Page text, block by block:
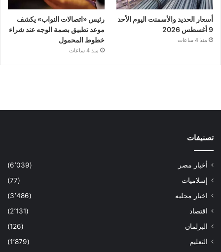
أسعار الحديد والأسمنت اليوم الأحد
9 أغسطس 2026
منذ 4 ساعات
رئيس «اتصالات النواب» يكشف
موعد تطبيق بصمة الوجه عند شراء
خطوط المحمول
منذ 4 ساعات
تصنيفات
أخبار مصر
(6٬039)
إسلاميات
(77)
اخبار محليه
(3٬486)
اقتصاد
(2٬131)
البرلمان
(126)
التعليم
(1٬879)